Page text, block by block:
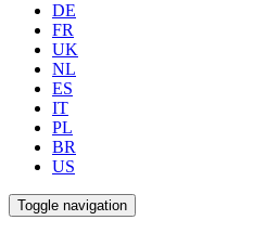
DE
FR
UK
NL
ES
IT
PL
BR
US
Toggle navigation